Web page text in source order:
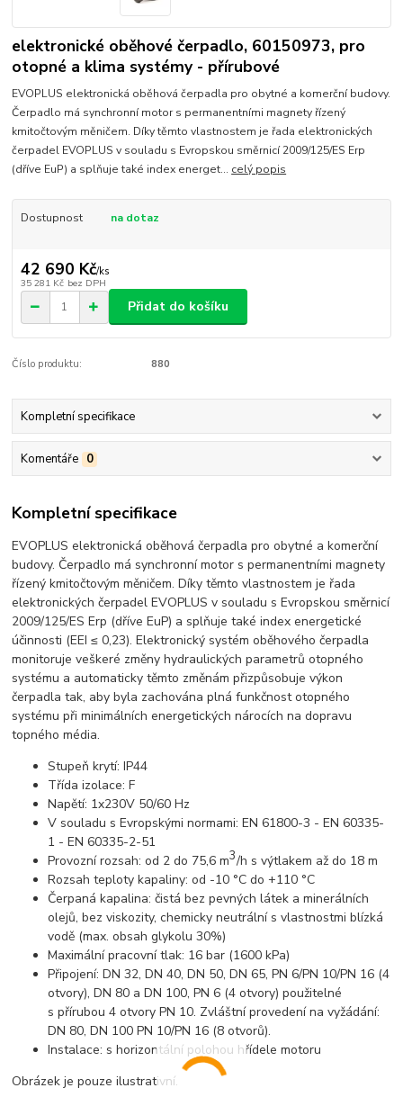
elektronické oběhové čerpadlo, 60150973, pro
otopné a klima systémy - přírubové
EVOPLUS elektronická oběhová čerpadla pro obytné a komerční budovy.
Čerpadlo má synchronní motor s permanentními magnety řízený
kmitočtovým měničem. Díky těmto vlastnostem je řada elektronických
čerpadel EVOPLUS v souladu s Evropskou směrnicí 2009/125/ES Erp
(dříve EuP) a splňuje také index energet... celý popis
Dostupnost na dotaz
42 690 Kč/ks
35 281 Kč bez DPH
Přidat do košíku
Číslo produktu: 880
Kompletní specifikace
Komentáře 0
Kompletní specifikace
EVOPLUS elektronická oběhová čerpadla pro obytné a komerční
budovy. Čerpadlo má synchronní motor s permanentními magnety
řízený kmitočtovým měničem. Díky těmto vlastnostem je řada
elektronických čerpadel EVOPLUS v souladu s Evropskou směrnicí
2009/125/ES Erp (dříve EuP) a splňuje také index energetické
účinnosti (EEI ≤ 0,23). Elektronický systém oběhového čerpadla
monitoruje veškeré změny hydraulických parametrů otopného
systému a automaticky těmto změnám přizpůsobuje výkon
čerpadla tak, aby byla zachována plná funkčnost otopného
systému při minimálních energetických nárocích na dopravu
topného média.
Stupeň krytí: IP44
Třída izolace: F
Napětí: 1x230V 50/60 Hz
V souladu s Evropskými normami: EN 61800-3 - EN 60335-
1 - EN 60335-2-51
Provozní rozsah: od 2 do 75,6 m3/h s výtlakem až do 18 m
Rozsah teploty kapaliny: od -10 °C do +110 °C
Čerpaná kapalina: čistá bez pevných látek a minerálních
olejů, bez viskozity, chemicky neutrální s vlastnostmi blízká
vodě (max. obsah glykolu 30%)
Maximální pracovní tlak: 16 bar (1600 kPa)
Připojení: DN 32, DN 40, DN 50, DN 65, PN 6/PN 10/PN 16 (4
otvory), DN 80 a DN 100, PN 6 (4 otvory) použitelné
s přírubou 4 otvory PN 10. Zvláštní provedení na vyžádání:
DN 80, DN 100 PN 10/PN 16 (8 otvorů).
Instalace: s horizontální polohou hřídele motoru
Obrázek je pouze ilustrativní.